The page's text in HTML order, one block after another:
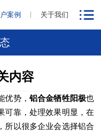
案例 关于我们
内容
优势，铝合金牺牲阳极也
可靠，处理效果明显，在
所以很多企业会选择铝合